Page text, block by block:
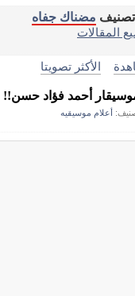
مضناك جفاه
المقالات
الأكثر تصويتا
أحمد فؤاد حسن!!
أعلام موسيقيه